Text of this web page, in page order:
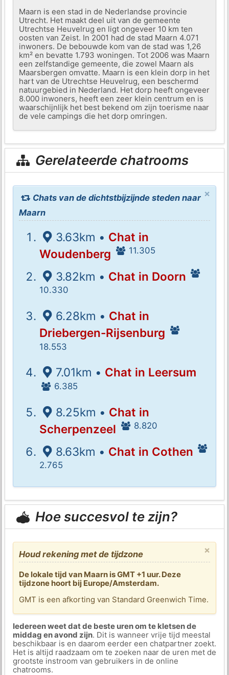
Maarn is een stad in de Nederlandse provincie
Utrecht. Het maakt deel uit van de gemeente
Utrechtse Heuvelrug en ligt ongeveer 10 km ten
oosten van Zeist. In 2001 had de stad Maarn 4.071
inwoners. De bebouwde kom van de stad was 1,26
km² en bevatte 1.793 woningen. Tot 2006 was Maarn
een zelfstandige gemeente, die zowel Maarn als
Maarsbergen omvatte. Maarn is een klein dorp in het
hart van de Utrechtse Heuvelrug, een beschermd
natuurgebied in Nederland. Het dorp heeft ongeveer
8.000 inwoners, heeft een zeer klein centrum en is
waarschijnlijk het best bekend om zijn toerisme naar
de vele campings die het dorp omringen.
Gerelateerde chatrooms
×
Chats van de dichtstbijzijnde steden naar
Maarn
3.63km • Chat in
Woudenberg
11.305
3.82km • Chat in Doorn
10.330
6.28km • Chat in
Driebergen-Rijsenburg
18.553
7.01km • Chat in Leersum
6.385
8.25km • Chat in
Scherpenzeel
8.820
8.63km • Chat in Cothen
2.765
Hoe succesvol te zijn?
×
Houd rekening met de tijdzone
De lokale tijd van Maarn is GMT +1 uur. Deze
tijdzone hoort bij Europe/Amsterdam.
GMT is een afkorting van Standard Greenwich Time.
Iedereen weet dat de beste uren om te kletsen de
middag en avond zijn. Dit is wanneer vrije tijd meestal
beschikbaar is en daarom eerder een chatpartner zoekt.
Het is altijd raadzaam om te zoeken naar de uren met de
grootste instroom van gebruikers in de online
chatrooms.